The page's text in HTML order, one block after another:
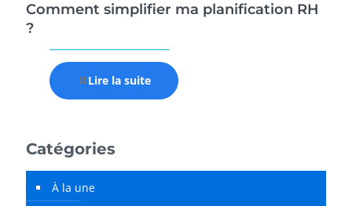
Comment simplifier ma planification RH
?
Lire la suite
Catégories
À la une